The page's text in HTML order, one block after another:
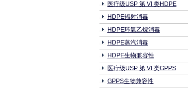
医疗级USP 第 VI 类HDPE
HDPE辐射消毒
HDPE环氧乙烷消毒
HDPE蒸汽消毒
HDPE生物兼容性
医疗级USP 第 VI 类GPPS
GPPS生物兼容性